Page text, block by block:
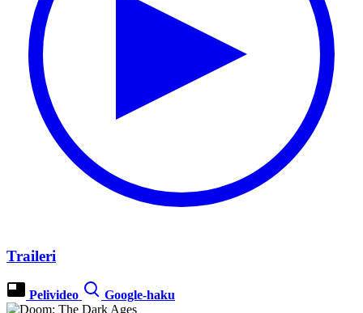
Traileri
Pelivideo Google-haku